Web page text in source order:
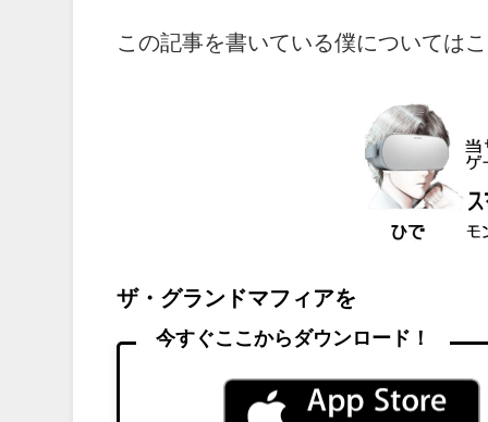
この記事を書いている僕については
ザ・グランドマフィアを
今すぐここからダウンロード！